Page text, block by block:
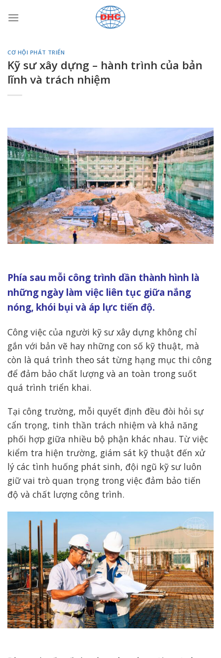
qua
CƠ HỘI PHÁT TRIỂN
Kỹ sư xây dựng – hành trình của bản
lĩnh và trách nhiệm
Phía sau mỗi công trình dần thành hình là
những ngày làm việc liên tục giữa nắng
nóng, khói bụi và áp lực tiến độ.
Công việc của người kỹ sư xây dựng không chỉ
gắn với bản vẽ hay những con số kỹ thuật, mà
còn là quá trình theo sát từng hạng mục thi công
để đảm bảo chất lượng và an toàn trong suốt
quá trình triển khai.
Tại công trường, mỗi quyết định đều đòi hỏi sự
cẩn trọng, tinh thần trách nhiệm và khả năng
phối hợp giữa nhiều bộ phận khác nhau. Từ việc
kiểm tra hiện trường, giám sát kỹ thuật đến xử
lý các tình huống phát sinh, đội ngũ kỹ sư luôn
giữ vai trò quan trọng trong việc đảm bảo tiến
độ và chất lượng công trình.